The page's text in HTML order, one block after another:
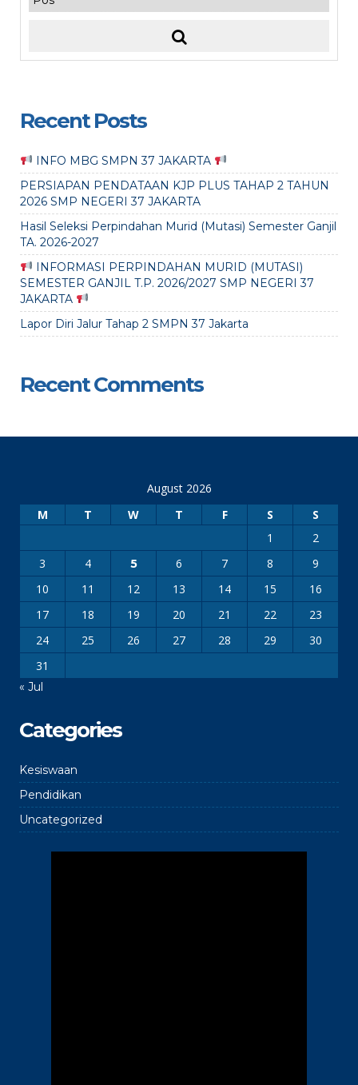
Recent Posts
INFO MBG SMPN 37 JAKARTA
PERSIAPAN PENDATAAN KJP PLUS TAHAP 2 TAHUN
2026 SMP NEGERI 37 JAKARTA
Hasil Seleksi Perpindahan Murid (Mutasi) Semester Ganjil
TA. 2026-2027
INFORMASI PERPINDAHAN MURID (MUTASI)
SEMESTER GANJIL T.P. 2026/2027 SMP NEGERI 37
JAKARTA
Lapor Diri Jalur Tahap 2 SMPN 37 Jakarta
Recent Comments
August 2026
M
T W T F S
S
1
2
3
4 5 6 7 8
9
10
11 12 13 14 15
16
17
18 19 20 21 22
23
24
25 26 27 28 29
30
31
« Jul
Categories
Kesiswaan
Pendidikan
Uncategorized